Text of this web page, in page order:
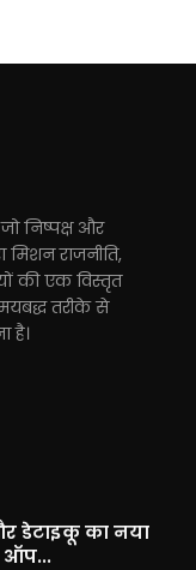
निष्पक्ष और
मिशन राजनीति,
की एक विस्तृत
तरीके से
है।
डेटाइकू का नया
ऑप...